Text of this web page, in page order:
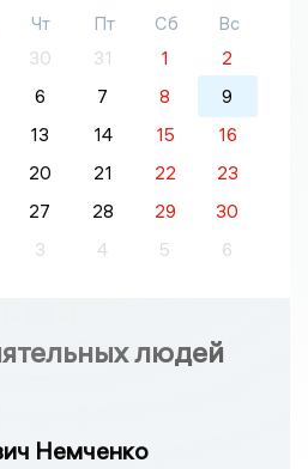
Чт Пт Сб
Вс
30 31 1
2
6 7 8
9
13 14 15
16
20 21 22
23
27 28 29
30
3 4 5 6
людей
Немченко